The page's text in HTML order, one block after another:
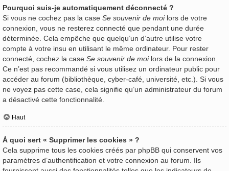
Pourquoi suis-je automatiquement déconnecté ?
Si vous ne cochez pas la case Se souvenir de moilors de votre
connexion, vous ne resterez connecté que pendant une durée
déterminée. Cela empêche que quelqu’un d’autre utilise votre
compte à votre insu en utilisant le même ordinateur. Pour rester
connecté, cochez la case Se souvenir de moilors de la connexion.
Ce n’est pas recommandé si vous utilisez un ordinateur public pour
accéder au forum (bibliothèque, cyber-café, université, etc.). Si vous
ne voyez pas cette case, cela signifie qu’un administrateur du forum
a désactivé cette fonctionnalité.
Haut
À quoi sert « Supprimer les cookies » ?
Cela supprime tous les cookies créés par phpBB qui conservent vos
paramètres d’authentification et votre connexion au forum. Ils